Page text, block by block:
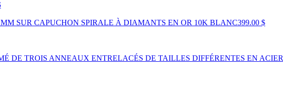
SUR CAPUCHON SPIRALE À DIAMANTS EN OR 10K BLANC399.00 $
DE TROIS ANNEAUX ENTRELACÉS DE TAILLES DIFFÉRENTES EN ACIER